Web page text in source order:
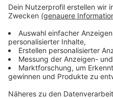
Sicherheitsabstände.
Betreten des Kinos,
Außerdem sollen alle
die Rückverfolgung von
der Zeit des Lockdowns
die Autokinos in
besucht, heißt es vom